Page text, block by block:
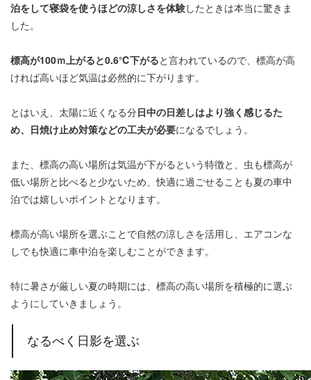
泊をして寝袋を使うほどの涼しさを体験したときは本当に驚きま
した。
標高が100ｍ上がると0.6℃下がると言われているので、標高が高
ければ高いほど気温は必然的に下がります。
とはいえ、太陽に近くなる分日中の日差しはより強く感じるた
め、日焼け止め対策などの工夫が必要になるでしょう。
また、標高の高い場所は気温が下がるという特徴と、虫も標高が
低い場所と比べると少ないため、快適に過ごせることも夏の車中
泊では嬉しいポイントとなります。
標高が高い場所を選ぶことで自然の涼しさを活用し、エアコンな
しでも快適に車中泊を楽しむことができます。
特に暑さが厳しい夏の時期には、標高の高い場所を積極的に選ぶ
ようにしていきましょう。
なるべく日影を選ぶ